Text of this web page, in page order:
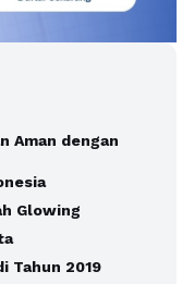
Aman dengan
Glowing
Tahun 2019